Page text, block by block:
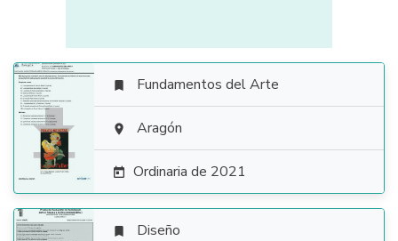

 Fundamentos del Arte
 Aragón
 Ordinaria de 2021
 Diseño